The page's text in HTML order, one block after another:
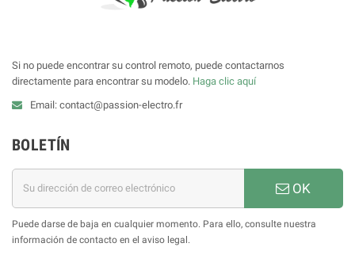
Si no puede encontrar su control remoto, puede contactarnos
directamente para encontrar su modelo. Haga clic aquí
Email: contact@passion-electro.fr
BOLETÍN
OK
Puede darse de baja en cualquier momento. Para ello, consulte nuestra
información de contacto en el aviso legal.